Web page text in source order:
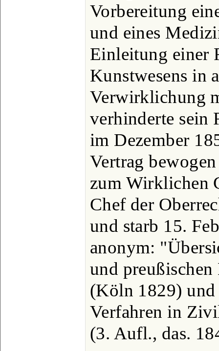
Vorbereitung
und eines
Einleitung einer
Kunstwesens in
Verwirklichung
verhinderte sein
im Dezember
Vertrag
zum Wirklichen
Chef der
und starb 15.
anonym:
und
(Köln 1829) und
Verfahren in
(3. Aufl., das.